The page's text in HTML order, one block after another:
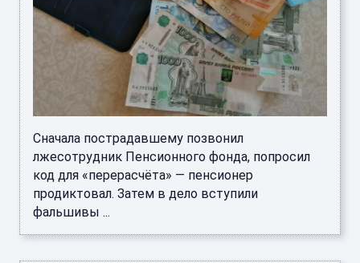
Сначала пострадавшему позвонил
лжесотрудник Пенсионного фонда, попросил
код для «перерасчёта» — пенсионер
продиктовал. Затем в дело вступили
фальшивы ...